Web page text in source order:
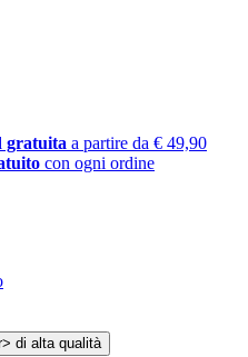
gratuita a partire da € 49,90
con ogni ordine